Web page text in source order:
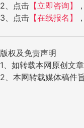
2、点击 【立即咨询】
3、点击 【在线报名】
版权及免责声明
1、如转载本网原创文
2、本网转载媒体稿件